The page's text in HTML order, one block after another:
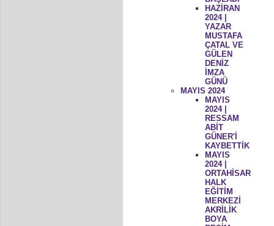
HAZİRAN
2024 |
YAZAR
MUSTAFA
ÇATAL VE
GÜLEN
DENİZ
İMZA
GÜNÜ
MAYIS 2024
MAYIS
2024 |
RESSAM
ABİT
GÜNER'İ
KAYBETTİK
MAYIS
2024 |
ORTAHİSAR
HALK
EĞİTİM
MERKEZİ
AKRİLİK
BOYA